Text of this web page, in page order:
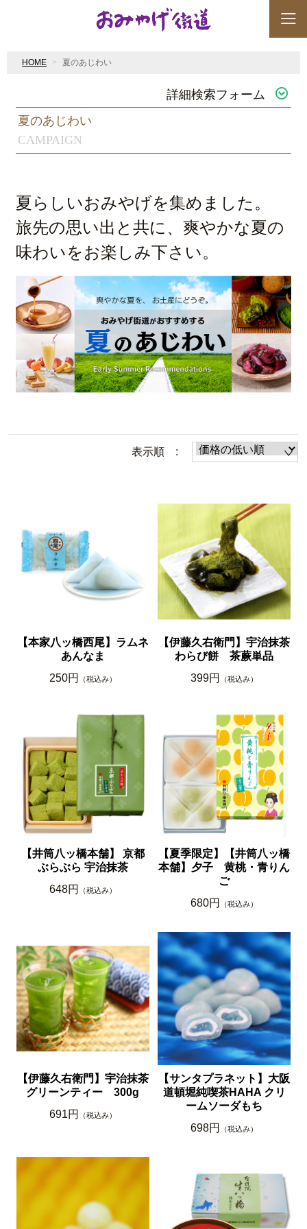
HOME 夏のあじわい
詳細検索フォーム
CAMPAIGN
夏のあじわい
夏らしいおみやげを集めました。
旅先の思い出と共に、爽やかな夏の
味わいをお楽しみ下さい。
表示順 :
【本家八ッ橋西尾】ラムネ
あんなま
250円
（税込み）
【伊藤久右衛門】宇治抹茶
わらび餅 茶蕨単品
399円
（税込み）
【井筒八ッ橋本舗】 京都
ぶらぶら 宇治抹茶
648円
（税込み）
【夏季限定】【井筒八ッ橋
本舗】夕子 黄桃・青りん
ご
680円
（税込み）
【伊藤久右衛門】宇治抹茶
グリーンティー 300g
691円
（税込み）
【サンタプラネット】大阪
道頓堀純喫茶HAHA クリ
ームソーダもち
698円
（税込み）